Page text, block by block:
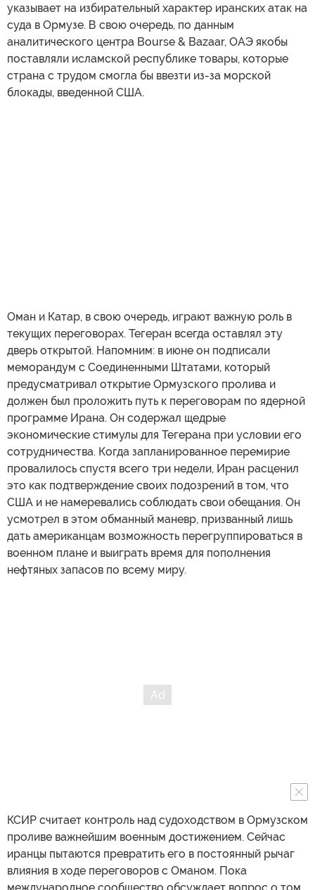
указывает на избирательный характер иранских атак на
суда в Ормузе. В свою очередь, по данным
аналитического центра Bourse & Bazaar, ОАЭ якобы
поставляли исламской республике товары, которые
страна с трудом смогла бы ввезти из-за морской
блокады, введенной США.
Оман и Катар, в свою очередь, играют важную роль в
текущих переговорах. Тегеран всегда оставлял эту
дверь открытой. Напомним: в июне он подписали
меморандум с Соединенными Штатами, который
предусматривал открытие Ормузского пролива и
должен был проложить путь к переговорам по ядерной
программе Ирана. Он содержал щедрые
экономические стимулы для Тегерана при условии его
сотрудничества. Когда запланированное перемирие
провалилось спустя всего три недели, Иран расценил
это как подтверждение своих подозрений в том, что
США и не намеревались соблюдать свои обещания. Он
усмотрел в этом обманный маневр, призванный лишь
дать американцам возможность перегруппироваться в
военном плане и выиграть время для пополнения
нефтяных запасов по всему миру.
КСИР считает контроль над судоходством в Ормузском
проливе важнейшим военным достижением. Сейчас
иранцы пытаются превратить его в постоянный рычаг
влияния в ходе переговоров с Оманом. Пока